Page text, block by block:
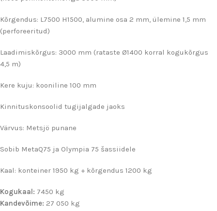
Kõrgendus: L7500 H1500, alumine osa 2 mm, ülemine 1,5 mm
(perforeeritud)
Laadimiskõrgus: 3000 mm (rataste Ø1400 korral kogukõrgus
4,5 m)
Kere kuju: kooniline 100 mm
Kinnituskonsoolid tugijalgade jaoks
Värvus: Metsjö punane
Sobib MetaQ75 ja Olympia 75 šassiidele
Kaal: konteiner 1950 kg + kõrgendus 1200 kg
Kogukaal: 7450 kg
Kandevõime: 27 050 kg